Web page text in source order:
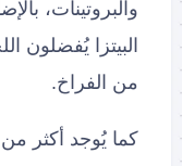
والبروتينات،
البيتزا يُفضلون
من الفراخ.
كما يُوجد أكثر